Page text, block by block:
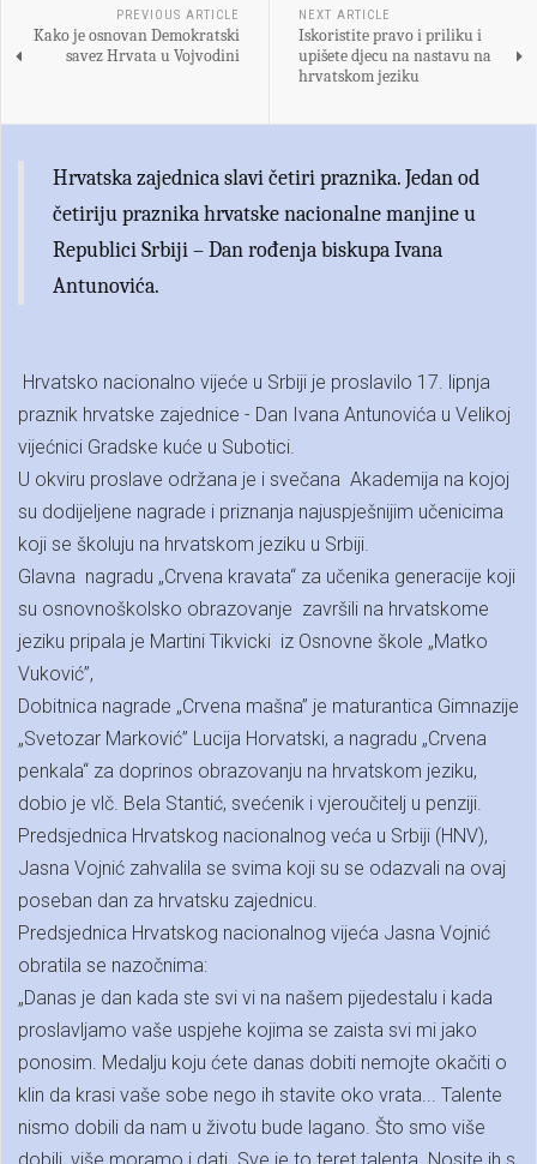
PREVIOUS ARTICLE
Kako je osnovan Demokratski
savez Hrvata u Vojvodini
NEXT ARTICLE
Iskoristite pravo i priliku i
upišete djecu na nastavu na
hrvatskom jeziku
Hrvatska zajednica slavi četiri praznika. Jedan od
četiriju praznika hrvatske nacionalne manjine u
Republici Srbiji – Dan rođenja biskupa Ivana
Antunovića.
Hrvatsko nacionalno vijeće u Srbiji je proslavilo 17. lipnja
praznik hrvatske zajednice - Dan Ivana Antunovića u Velikoj
vijećnici Gradske kuće u Subotici.
U okviru proslave održana je i svečana Akademija na kojoj
su dodijeljene nagrade i priznanja najuspješnijim učenicima
koji se školuju na hrvatskom jeziku u Srbiji.
Glavna nagradu „Crvena kravata“ za učenika generacije koji
su osnovnoškolsko obrazovanje završili na hrvatskome
jeziku pripala je Martini Tikvicki iz Osnovne škole „Matko
Vuković”,
Dobitnica nagrade „Crvena mašna” je maturantica Gimnazije
„Svetozar Marković” Lucija Horvatski, a nagradu „Crvena
penkala“ za doprinos obrazovanju na hrvatskom jeziku,
dobio je vlč. Bela Stantić, svećenik i vjeroučitelj u penziji.
Predsjednica Hrvatskog nacionalnog veća u Srbiji (HNV),
Jasna Vojnić zahvalila se svima koji su se odazvali na ovaj
poseban dan za hrvatsku zajednicu.
Predsjednica Hrvatskog nacionalnog vijeća Jasna Vojnić
obratila se nazočnima:
„Danas je dan kada ste svi vi na našem pijedestalu i kada
proslavljamo vaše uspjehe kojima se zaista svi mi jako
ponosim. Medalju koju ćete danas dobiti nemojte okačiti o
klin da krasi vaše sobe nego ih stavite oko vrata... Talente
nismo dobili da nam u životu bude lagano. Što smo više